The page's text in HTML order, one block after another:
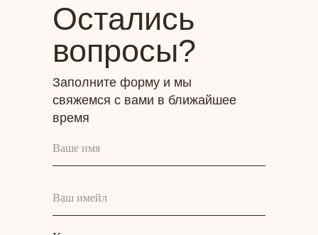
Остались
вопросы?
Заполните форму и мы
свяжемся с вами в ближайшее
время